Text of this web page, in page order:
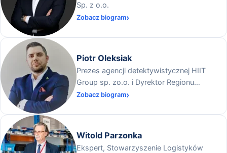
Sp. z o.o.
Zobacz biogram
Piotr Oleksiak
Prezes agencji detektywistycznej HIIT
Group sp. zo.o. i Dyrektor Regionu
Ogólnopolskiej Federacji Przedsiębiorców i
Zobacz biogram
Witold Parzonka
Ekspert, Stowarzyszenie Logistyków